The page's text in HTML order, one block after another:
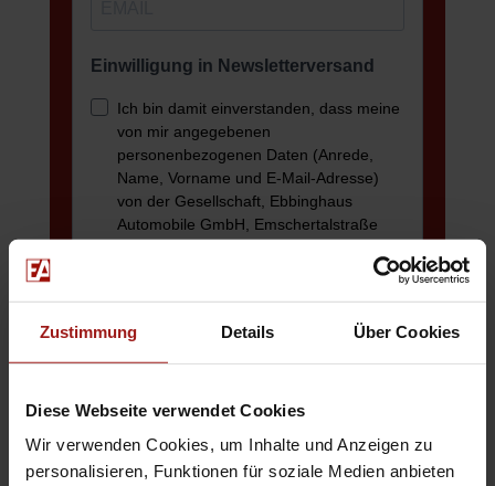
Zustimmung Details Über Cookies
Diese Webseite verwendet Cookies
Wir verwenden Cookies, um Inhalte und Anzeigen zu
personalisieren, Funktionen für soziale Medien anbieten